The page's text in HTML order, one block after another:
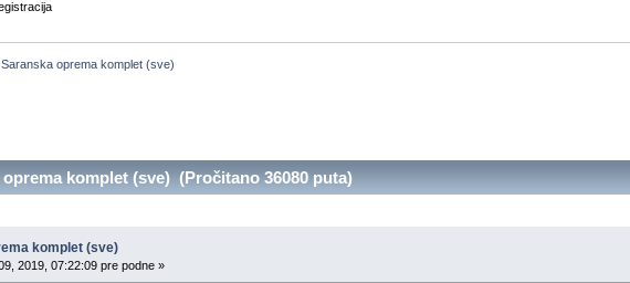
Saranska oprema komplet (sve)
oprema komplet (sve) (Pročitano 36080 puta)
komplet (sve)
2019, 07:22:09 pre podne »